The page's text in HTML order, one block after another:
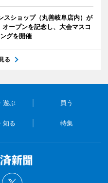
ショップ（丸善岐阜店内）が
ープンを記念し、大会マスコ
グを開催
る
遊ぶ 買う
知る 特集